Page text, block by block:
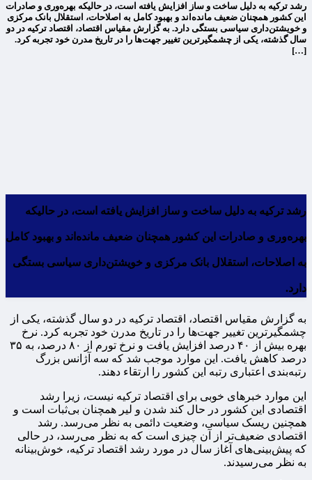
رشد ترکیه به دلیل ساخت و ساز افزایش یافته است، در حالیکه بهره‌وری و صادرات
این کشور همچنان ضعیف مانده‌اند و بهبود کامل به اصلاحات، استقلال بانک مرکزی
و خویشتن‌داری سیاسی بستگی دارد. به گزارش مقیاس اقتصاد، اقتصاد ترکیه در دو
سال گذشته، یکی از چشمگیرترین تغییر جهت‌ها را در تاریخ مدرن خود تجربه کرد.
[…]
رشد ترکیه به دلیل ساخت و ساز افزایش یافته است، در حالیکه
بهره‌وری و صادرات این کشور همچنان ضعیف مانده‌اند و بهبود کامل
به اصلاحات، استقلال بانک مرکزی و خویشتن‌داری سیاسی بستگی
دارد.
به گزارش مقیاس اقتصاد، اقتصاد ترکیه در دو سال گذشته، یکی از
چشمگیرترین تغییر جهت‌ها را در تاریخ مدرن خود تجربه کرد. نرخ
بهره بیش از ۴۰ درصد افزایش یافت و نرخ تورم از ۸۰ درصد، به ۳۵
درصد کاهش یافت. این موارد موجب شد که سه آژانس بزرگ
رتبه‌بندی اعتباری رتبه‌ این کشور را ارتقاء دهند.
این موارد خبرهای خوبی برای اقتصاد ترکیه نیست، زیرا رشد
اقتصادی این کشور در حال کند شدن و لیر همچنان بی‌ثبات است و
همچنین ریسک سیاسی، وضعیت دائمی به نظر می‌رسد. رشد
اقتصادی ضعیف‌تر از آن چیزی است که به نظر می‌رسد، در حالی
که پیش‌بینی‌های آغاز سال در مورد رشد اقتصاد ترکیه، خوش‌بینانه
به نظر می‌رسیدند.